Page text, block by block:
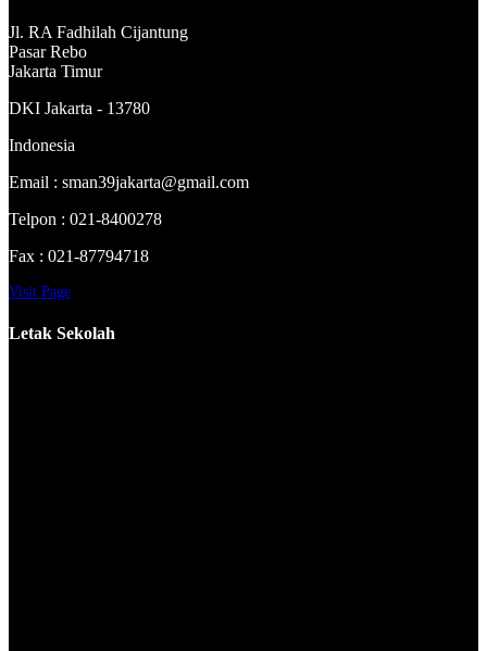
Jl. RA Fadhilah Cijantung
Pasar Rebo
Jakarta Timur
DKI Jakarta - 13780
Indonesia
Email : sman39jakarta@gmail.com
Telpon : 021-8400278
Fax : 021-87794718
Visit Page
Letak Sekolah